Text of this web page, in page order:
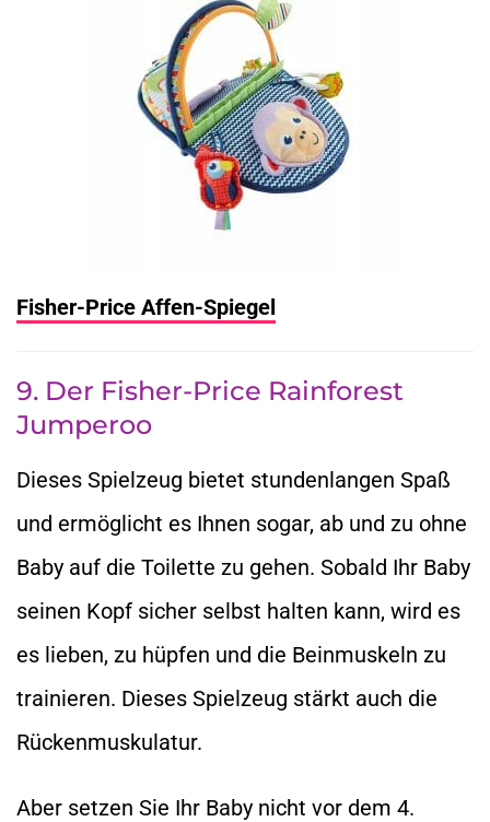
Fisher-Price Affen-Spiegel
9. Der Fisher-Price Rainforest
Jumperoo
Dieses Spielzeug bietet stundenlangen Spaß
und ermöglicht es Ihnen sogar, ab und zu ohne
Baby auf die Toilette zu gehen. Sobald Ihr Baby
seinen Kopf sicher selbst halten kann, wird es
es lieben, zu hüpfen und die Beinmuskeln zu
trainieren. Dieses Spielzeug stärkt auch die
Rückenmuskulatur.
Aber setzen Sie Ihr Baby nicht vor dem 4.